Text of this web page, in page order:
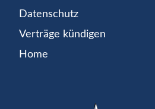
Datenschutz
Verträge kündigen
Home